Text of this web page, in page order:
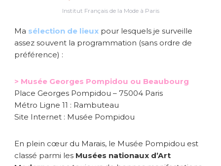
r
s
Institut Français de la Mode à Paris
Ma sélection de lieux pour lesquels je surveille
assez souvent la programmation (sans ordre de
préférence) :
> Musée Georges Pompidou ou Beaubourg
Place Georges Pompidou – 75004 Paris
Métro Ligne 11 : Rambuteau
Site Internet : Musée Pompidou
En plein cœur du Marais, le Musée Pompidou est
classé parmi les Musées nationaux d’Art